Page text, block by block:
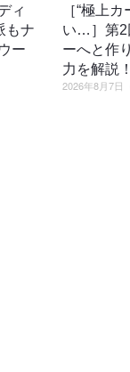
ィ
もナ
ー
［“極上
い…］第2
ーへと作
力を解説！
2026年8月7日